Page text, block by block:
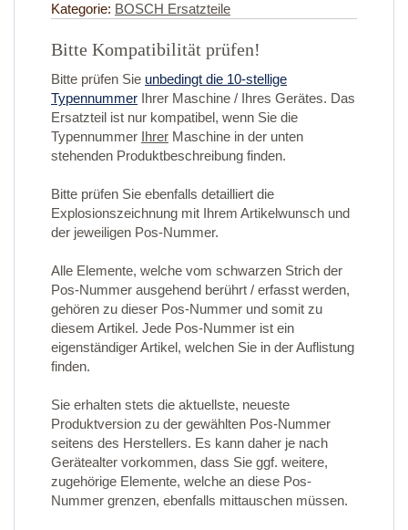
Kategorie: BOSCH Ersatzteile
Bitte Kompatibilität prüfen!
Bitte prüfen Sie unbedingt die 10-stellige
Typennummer Ihrer Maschine / Ihres Gerätes. Das
Ersatzteil ist nur kompatibel, wenn Sie die
Typennummer Ihrer Maschine in der unten
stehenden Produktbeschreibung finden.
Bitte prüfen Sie ebenfalls detailliert die
Explosionszeichnung mit Ihrem Artikelwunsch und
der jeweiligen Pos-Nummer.
Alle Elemente, welche vom schwarzen Strich der
Pos-Nummer ausgehend berührt / erfasst werden,
gehören zu dieser Pos-Nummer und somit zu
diesem Artikel. Jede Pos-Nummer ist ein
eigenständiger Artikel, welchen Sie in der Auflistung
finden.
Sie erhalten stets die aktuellste, neueste
Produktversion zu der gewählten Pos-Nummer
seitens des Herstellers. Es kann daher je nach
Gerätealter vorkommen, dass Sie ggf. weitere,
zugehörige Elemente, welche an diese Pos-
Nummer grenzen, ebenfalls mittauschen müssen.